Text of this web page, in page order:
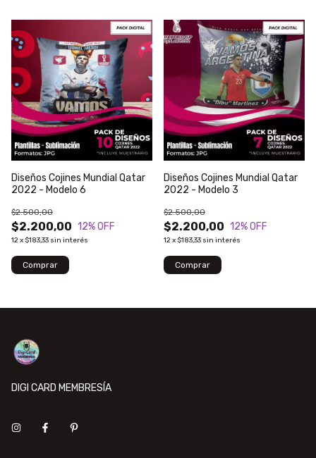
Diseños Cojines Mundial Qatar
2022 - Modelo 6
$2.200,00
$2.500,00
12% OFF
12x $183,33 sin interés
Diseños Cojines Mundial Qatar
2022 - Modelo 3
$2.200,00
$2.500,00
12% OFF
12x $183,33 sin interés
DIGI CARD MEMBRESÍA